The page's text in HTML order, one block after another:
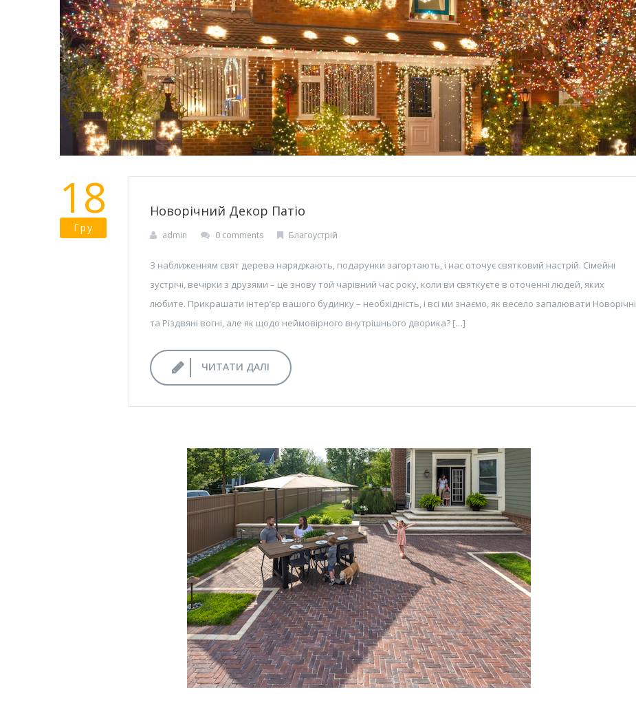
18
Гру
Новорічний Декор Патіо
admin 0 comments Благоустрій
З наближенням свят дерева наряджають, подарунки загортають, і нас оточує святковий настрій. Сімейні
зустрічі, вечірки з друзями – це знову той чарівний час року, коли ви святкуєте в оточенні людей, яких
любите. Прикрашати інтер’єр вашого будинку – необхідність, і всі ми знаємо, як весело запалювати Новорічні
та Різдвяні вогні, але як щодо неймовірного внутрішнього дворика? […]
ЧИТАТИ ДАЛІ